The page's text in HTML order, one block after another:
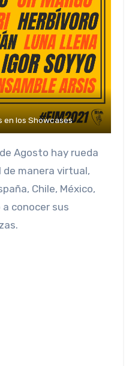
los Showcases
Agosto hay rueda
manera virtual,
Chile, México,
conocer sus